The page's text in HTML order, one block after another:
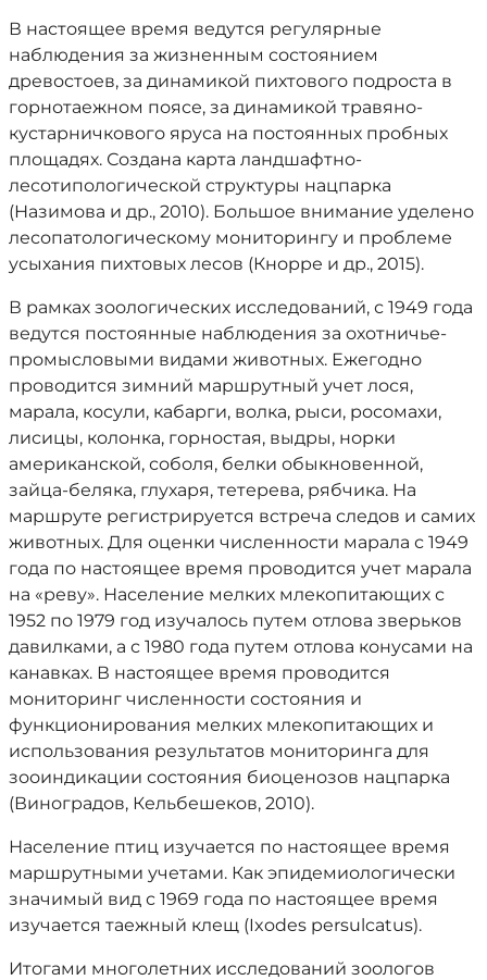
В настоящее время ведутся регулярные
наблюдения за жизненным состоянием
древостоев, за динамикой пихтового подроста в
горнотаежном поясе, за динамикой травяно-
кустарничкового яруса на постоянных пробных
площадях. Создана карта ландшафтно-
лесотипологической структуры нацпарка
(Назимова и др., 2010). Большое внимание уделено
лесопатологическому мониторингу и проблеме
усыхания пихтовых лесов (Кнорре и др., 2015).
В рамках зоологических исследований, с 1949 года
ведутся постоянные наблюдения за охотничье-
промысловыми видами животных. Ежегодно
проводится зимний маршрутный учет лося,
марала, косули, кабарги, волка, рыси, росомахи,
лисицы, колонка, горностая, выдры, норки
американской, соболя, белки обыкновенной,
зайца-беляка, глухаря, тетерева, рябчика. На
маршруте регистрируется встреча следов и самих
животных. Для оценки численности марала с 1949
года по настоящее время проводится учет марала
на «реву». Население мелких млекопитающих с
1952 по 1979 год изучалось путем отлова зверьков
давилками, а с 1980 года путем отлова конусами на
канавках. В настоящее время проводится
мониторинг численности состояния и
функционирования мелких млекопитающих и
использования результатов мониторинга для
зооиндикации состояния биоценозов нацпарка
(Виноградов, Кельбешеков, 2010).
Население птиц изучается по настоящее время
маршрутными учетами. Как эпидемиологически
значимый вид с 1969 года по настоящее время
изучается таежный клещ (Ixodes persulcatus).
Итогами многолетних исследований зоологов